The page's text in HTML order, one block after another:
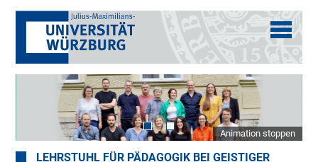
Animation stoppen
LEHRSTUHL FÜR PÄDAGOGIK BEI GEISTIGER